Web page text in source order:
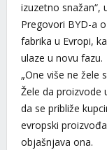
izuzetno snažan“,
Pregovori BYD-a
fabrika u Evropi,
ulaze u novu fazu.
„One više ne žele
Žele da proizvode
da se približe
evropski
objašnjava ona.